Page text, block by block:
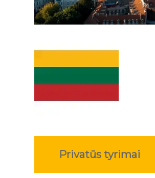
Privatūs tyrimai